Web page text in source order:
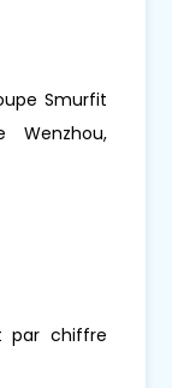
Smurfit
Wenzhou,
par chiffre